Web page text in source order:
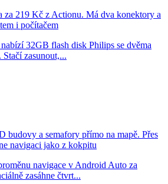
za 219 Kč z Actionu. Má dva konektory a
i počítačem
32GB flash disk Philips se dvěma
zasunout,...
budovy a semafory přímo na mapě. Přes
navigaci jako z kokpitu
navigace v Android Auto za
zasáhne čtvrt...